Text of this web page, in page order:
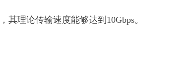
，其理论传输速度能够达到10Gbps。